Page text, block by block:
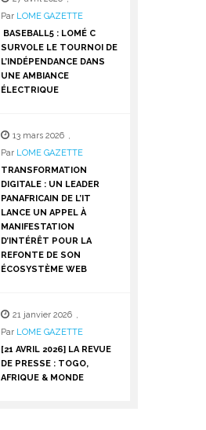
Par LOME GAZETTE
BASEBALL5 : LOMÉ C
SURVOLE LE TOURNOI DE
L’INDÉPENDANCE DANS
UNE AMBIANCE
ÉLECTRIQUE
13 mars 2026 ,
Par LOME GAZETTE
TRANSFORMATION
DIGITALE : UN LEADER
PANAFRICAIN DE L’IT
LANCE UN APPEL À
MANIFESTATION
D’INTÉRÊT POUR LA
REFONTE DE SON
ÉCOSYSTÈME WEB
21 janvier 2026 ,
Par LOME GAZETTE
[21 AVRIL 2026] LA REVUE
DE PRESSE : TOGO,
AFRIQUE & MONDE